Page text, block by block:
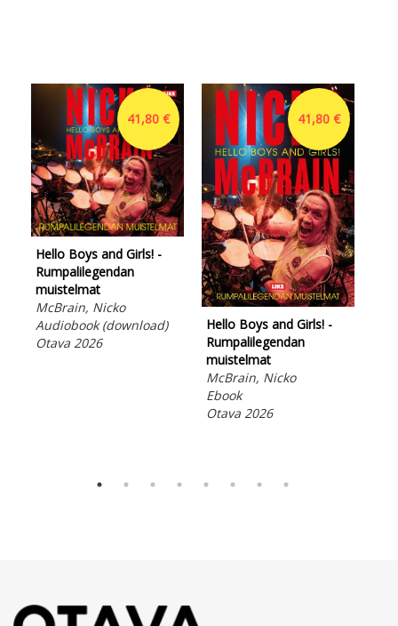
41,80 €
Hello Boys and Girls! -
Rumpalilegendan
muistelmat
McBrain, Nicko
Audiobook (download)
Otava 2026
41,80 €
Hello Boys and Girls! -
Rumpalilegendan
muistelmat
McBrain, Nicko
Ebook
Otava 2026